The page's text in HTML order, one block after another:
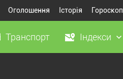
Оголошення Історія Гороскоп
Транспорт Індекси